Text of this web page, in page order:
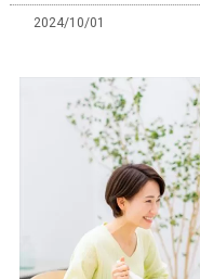
2024/10/01